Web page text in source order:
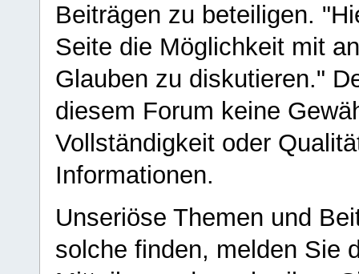
Beiträgen zu beteiligen.
Seite die Möglichkeit mit
Glauben zu diskutieren."
diesem Forum keine
Vollständigkeit oder
Informationen.
Unseriöse Themen und
solche finden, melden Sie